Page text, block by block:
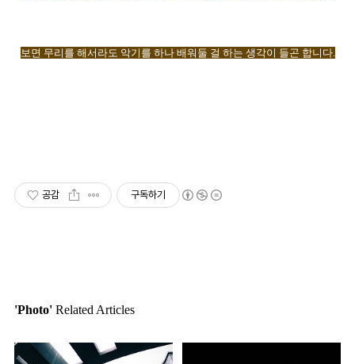
보면 무리를 해서라도 악기를 하나 배워둘 걸 하는 생각이 들곤 합니다.
공감 구독하기
'Photo' Related Articles